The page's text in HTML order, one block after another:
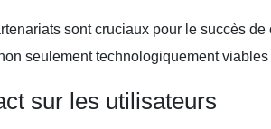
sont cruciaux pour le succès
seulement technologiquement
sur les utilisateurs